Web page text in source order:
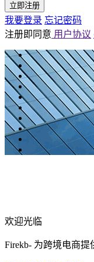
立即注册
我要登录 忘记密码
注册即同意 用户协议
欢迎光临
Firekb- 为跨境电商提